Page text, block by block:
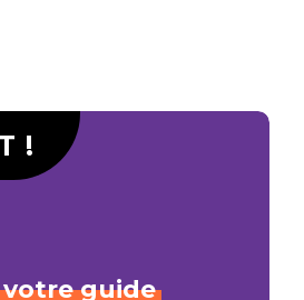
!
votre guide